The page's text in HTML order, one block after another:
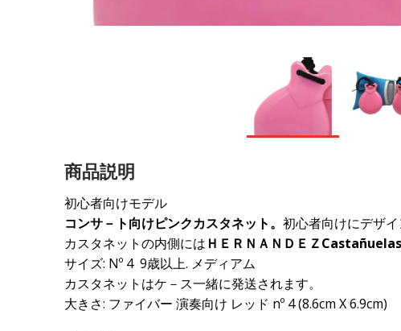
商品説明
初心者向けモデル
コンサ－ト向けピンクカスタネット。 初心者向けにデザ
カスタネットの内側には ＨＥＲＮＡＮＤＥＺ
サイズ: Nº 4 9歳以上. メディアム
カスタネットはケ－ス一緒に発送されます。
大きさ: ファイバー 演奏向け レッド nº 4 (8.6cm X 6.9cm)